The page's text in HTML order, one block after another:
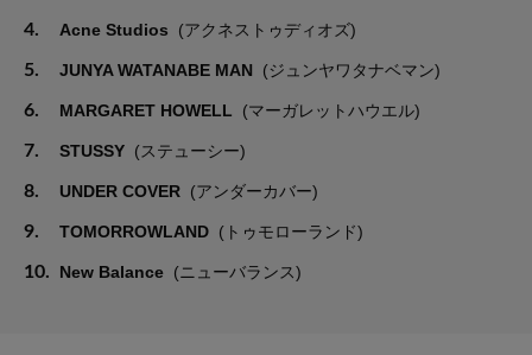
4. Acne Studios (アクネストゥディオズ)
5. JUNYA WATANABE MAN (ジュンヤワタナベマン)
6. MARGARET HOWELL (マーガレットハウエル)
7. STUSSY (ステューシー)
8. UNDER COVER (アンダーカバー)
9. TOMORROWLAND (トゥモローランド)
10. New Balance (ニューバランス)